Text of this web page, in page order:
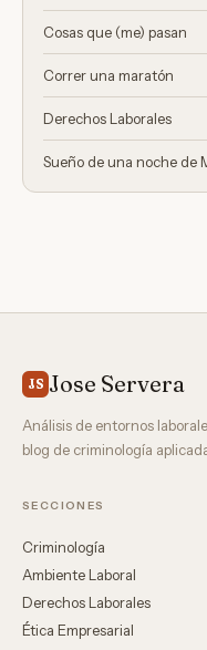
Cosas que (me) pasan
Correr una maratón
Derechos Laborales
Sueño de una noche de
JS Jose Servera
Análisis de entornos
blog de criminología
SECCIONES
Criminología
Ambiente Laboral
Derechos Laborales
Ética Empresarial